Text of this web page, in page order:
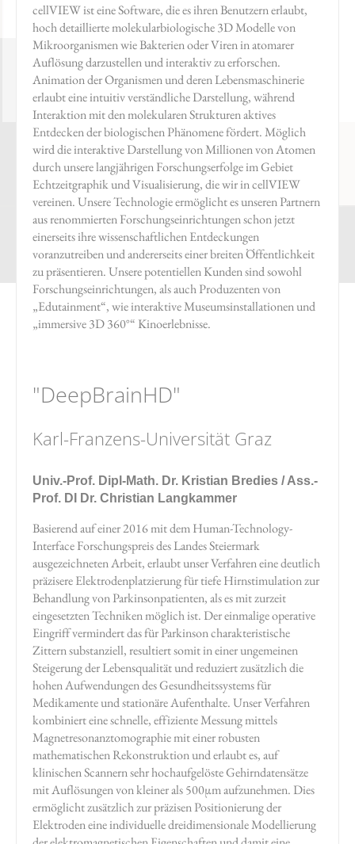
cellVIEW ist eine Software, die es ihren Benutzern erlaubt,
hoch detaillierte molekularbiologische 3D Modelle von
Mikroorganismen wie Bakterien oder Viren in atomarer
Auflösung darzustellen und interaktiv zu erforschen.
Animation der Organismen und deren Lebensmaschinerie
erlaubt eine intuitiv verständliche Darstellung, während
Interaktion mit den molekularen Strukturen aktives
Entdecken der biologischen Phänomene fördert. Möglich
wird die interaktive Darstellung von Millionen von Atomen
durch unsere langjährigen Forschungserfolge im Gebiet
Echtzeitgraphik und Visualisierung, die wir in cellVIEW
vereinen. Unsere Technologie ermöglicht es unseren Partnern
aus renommierten Forschungseinrichtungen schon jetzt
einerseits ihre wissenschaftlichen Entdeckungen
voranzutreiben und andererseits einer breiten Öffentlichkeit
zu präsentieren. Unsere potentiellen Kunden sind sowohl
Forschungseinrichtungen, als auch Produzenten von
„Edutainment“, wie interaktive Museumsinstallationen und
„immersive 3D 360°“ Kinoerlebnisse.
"DeepBrainHD"
Karl-Franzens-Universität Graz
Univ.-Prof. Dipl-Math. Dr. Kristian Bredies / Ass.-
Prof. DI Dr. Christian Langkammer
Basierend auf einer 2016 mit dem Human-Technology-
Interface Forschungspreis des Landes Steiermark
ausgezeichneten Arbeit, erlaubt unser Verfahren eine deutlich
präzisere Elektrodenplatzierung für tiefe Hirnstimulation zur
Behandlung von Parkinsonpatienten, als es mit zurzeit
eingesetzten Techniken möglich ist. Der einmalige operative
Eingriff vermindert das für Parkinson charakteristische
Zittern substanziell, resultiert somit in einer ungemeinen
Steigerung der Lebensqualität und reduziert zusätzlich die
hohen Aufwendungen des Gesundheitssystems für
Medikamente und stationäre Aufenthalte. Unser Verfahren
kombiniert eine schnelle, effiziente Messung mittels
Magnetresonanztomographie mit einer robusten
mathematischen Rekonstruktion und erlaubt es, auf
klinischen Scannern sehr hochaufgelöste Gehirndatensätze
mit Auflösungen von kleiner als 500µm aufzunehmen. Dies
ermöglicht zusätzlich zur präzisen Positionierung der
Elektroden eine individuelle dreidimensionale Modellierung